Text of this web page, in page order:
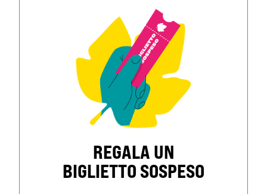
REGALA UN
BIGLIETTO SOSPESO